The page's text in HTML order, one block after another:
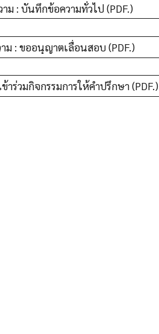
ม : บันทึกข้อความทั่วไป (PDF.)
ม : ขออนุญาตเลื่อนสอบ (PDF.)
าร่วมกิจกรรมการให้คำปรึกษา (PDF.)